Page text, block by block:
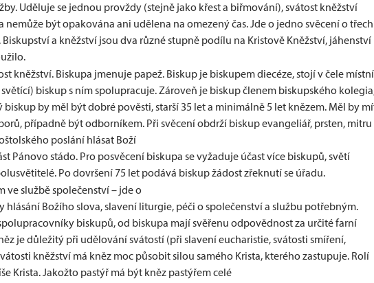
Uděluje se jednou provždy (stejně jako křest a biřmování), svátost kněžství
být opakována ani udělena na omezený čas. Jde o jedno svěcení o třech
a kněžství jsou dva různé stupně podílu na Kristově Kněžství, jáhenství
kněžství. Biskupa jmenuje papež. Biskup je biskupem diecéze, stojí v čele místní
biskup s ním spolupracuje. Zároveň je biskup členem biskupského
by měl být dobré pověsti, starší 35 let a minimálně 5 let knězem. Měl by
případně být odborníkem. Při svěcení obdrží biskup evangeliář, prsten, mitru
poslání hlásat Boží
Pánovo stádo. Pro posvěcení biskupa se vyžaduje účast více biskupů, světí
Po dovršení 75 let podává biskup žádost zřeknutí se úřadu.
ve službě společenství – jde o
Božího slova, slavení liturgie, péči o společenství a službu potřebným.
biskupů, od biskupa mají svěřenu odpovědnost za určité farní
je důležitý při udělování svátostí (při slavení eucharistie, svátosti smíření,
kněžství má kněz moc působit silou samého Krista, kterého zastupuje. Rolí
Krista. Jakožto pastýř má být kněz pastýřem celé